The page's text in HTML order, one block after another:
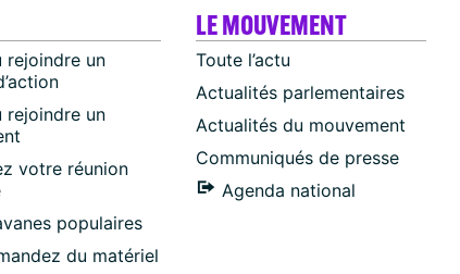
rejoindre un
rejoindre un
votre réunion
populaires
du matériel
LE MOUVEMENT
Toute l’actu
Actualités parlementaires
Actualités du mouvement
Communiqués de presse
Agenda national